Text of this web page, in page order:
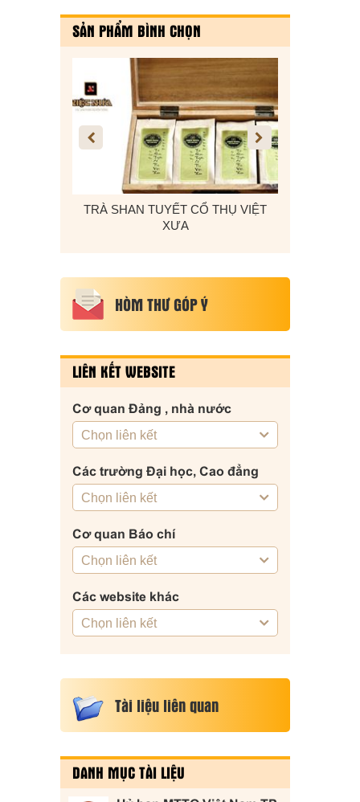
SẢN PHẨM BÌNH CHỌN
TRÀ SHAN TUYẾT CỔ THỤ VIỆT
XƯA
HÒM THƯ GÓP Ý
LIÊN KẾT WEBSITE
Cơ quan Đảng , nhà nước
Các trường Đại học, Cao đẳng
Cơ quan Báo chí
Các website khác
Tài liệu liên quan
DANH MỤC TÀI LIỆU